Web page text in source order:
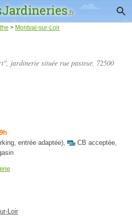
> Montval-sur-Loir
jardinerie située rue pasteur, 72500
entrée adaptée), CB acceptée,
Loir